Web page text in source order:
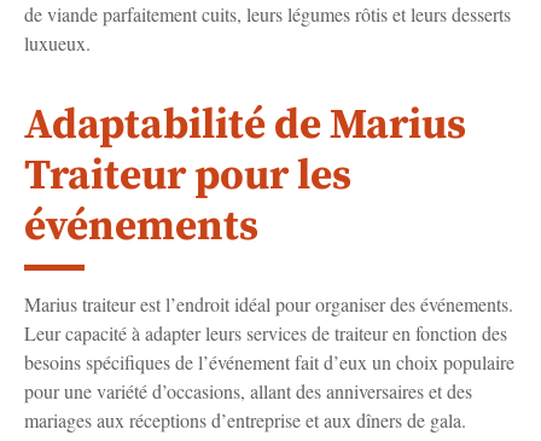
de viande parfaitement cuits, leurs légumes rôtis et leurs desserts
luxueux.
Adaptabilité de Marius
Traiteur pour les
événements
Marius traiteur est l’endroit idéal pour organiser des événements.
Leur capacité à adapter leurs services de traiteur en fonction des
besoins spécifiques de l’événement fait d’eux un choix populaire
pour une variété d’occasions, allant des anniversaires et des
mariages aux réceptions d’entreprise et aux dîners de gala.